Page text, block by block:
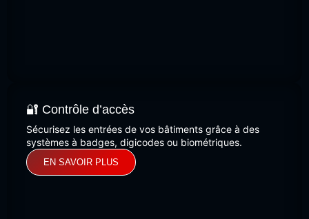
🔐 Contrôle d’accès
Sécurisez les entrées de vos bâtiments grâce à des
systèmes à badges, digicodes ou biométriques.
EN SAVOIR PLUS